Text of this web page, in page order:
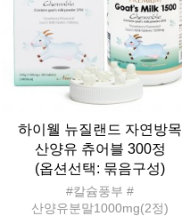
하이웰 뉴질랜드 자연방목
산양유 츄어블 300정
(옵션선택: 묶음구성)
#칼슘풍부 #
산양유분말1000mg(2정)